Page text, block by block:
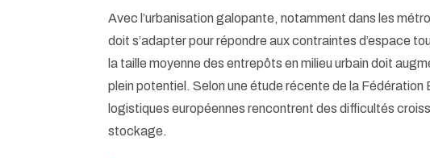
Avec l’urbanisation galopante, notamment dans les
doit s’adapter pour répondre aux contraintes d’espace
la taille moyenne des entrepôts en milieu urbain doit
plein potentiel. Selon une étude récente de la
logistiques européennes rencontrent des difficultés
stockage.